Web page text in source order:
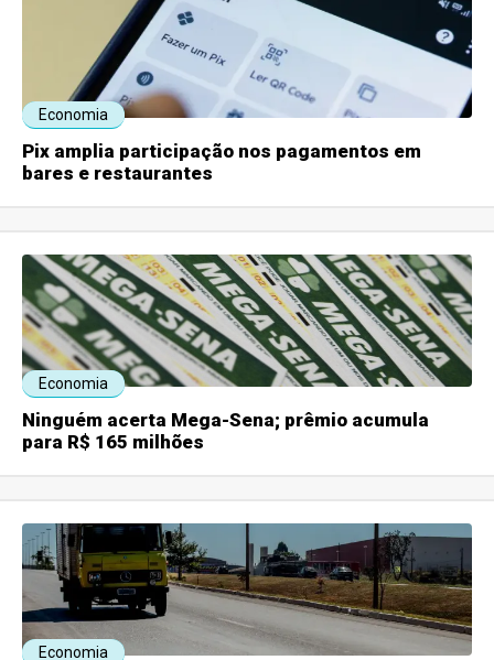
Economia
Pix amplia participação nos pagamentos em
bares e restaurantes
Economia
Ninguém acerta Mega-Sena; prêmio acumula
para R$ 165 milhões
Economia